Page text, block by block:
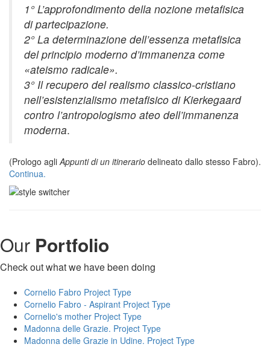
1° L’approfondimento della nozione metafisica
di partecipazione.
2° La determinazione dell’essenza metafisica
del principio moderno d’immanenza come
«ateismo radicale».
3° Il recupero del realismo classico-cristiano
nell’esistenzialismo metafisico di Kierkegaard
contro l’antropologismo ateo dell’immanenza
moderna.
(Prologo agli Appunti di un itinerario delineato dallo stesso Fabro).
Continua.
Our Portfolio
Check out what we have been doing
Cornelio Fabro Project Type
Cornelio Fabro - Aspirant Project Type
Cornelio's mother Project Type
Madonna delle Grazie. Project Type
Madonna delle Grazie in Udine. Project Type